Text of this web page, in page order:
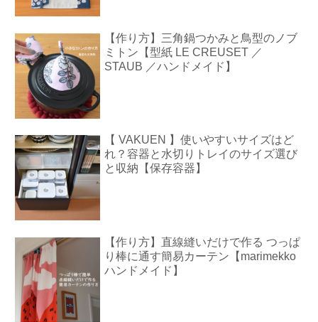
【作り方】三角鍋つかみと鳥型のノブ
ミトン【型紙 LE CREUSET ／
STAUB ／ハンドメイド】
【 VAKUEN 】使いやすいサイズはど
れ？容器と水切りトレイのサイズ選び
と収納【保存容器】
【作り方】直線縫いだけで作る つっぱ
り棒に通す簡易カーテン【marimekko
ハンドメイド】